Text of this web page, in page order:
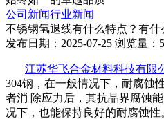
公司新闻行业新闻
不锈钢氢退线有什么特点？有什
发布日期：2025-07-25 浏览量：
江苏华飞合金材料科技有限
304钢，在一般情况下，耐腐蚀
者消 除应力后，其抗晶界腐蚀
况下，也能保持良好的耐腐蚀